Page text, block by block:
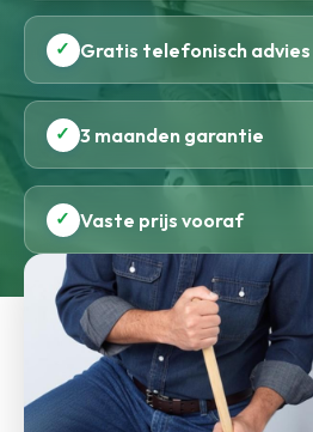
✓ Gratis telefonisch advies
✓ 3 maanden garantie
✓ Vaste prijs vooraf